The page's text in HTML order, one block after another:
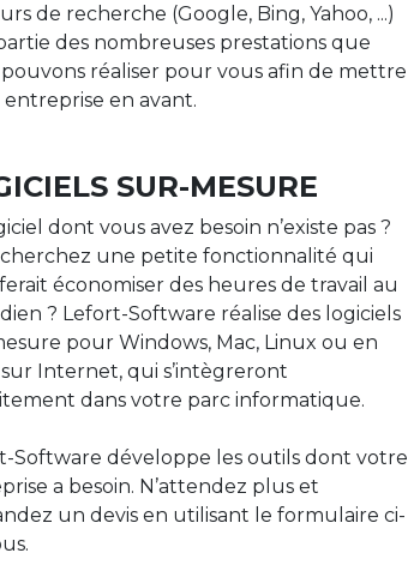
de recherche (Google, Bing, Yahoo, ...)
des nombreuses prestations que
réaliser pour vous afin de mettre
en avant.
SUR-MESURE
dont vous avez besoin n’existe pas ?
cherchez une petite fonctionnalité qui
économiser des heures de travail au
? Lefort-Software réalise des logiciels
pour Windows, Mac, Linux ou en
sur Internet, qui s’intègreront
dans votre parc informatique.
Software développe les outils dont votre
a besoin. N’attendez plus et
un devis en utilisant le formulaire ci-